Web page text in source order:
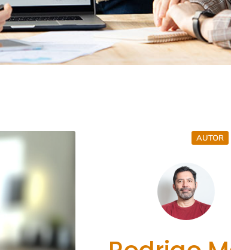
AUTOR